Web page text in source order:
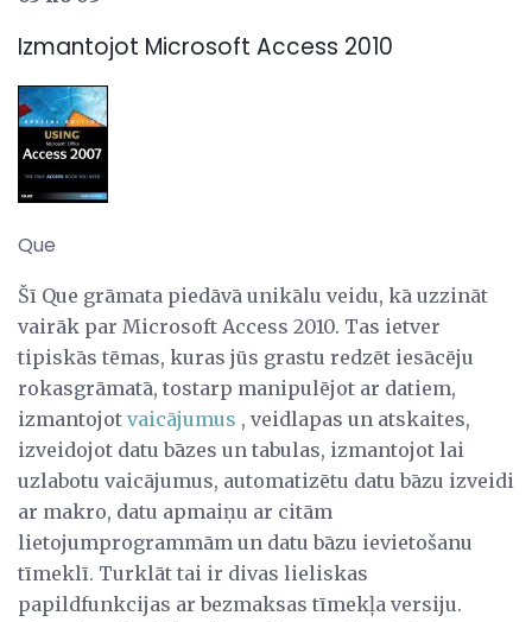
Izmantojot Microsoft Access 2010
Que
Šī Que grāmata piedāvā unikālu veidu, kā uzzināt
vairāk par Microsoft Access 2010. Tas ietver
tipiskās tēmas, kuras jūs grastu redzēt iesācēju
rokasgrāmatā, tostarp manipulējot ar datiem,
izmantojot vaicājumus , veidlapas un atskaites,
izveidojot datu bāzes un tabulas, izmantojot lai
uzlabotu vaicājumus, automatizētu datu bāzu izveidi
ar makro, datu apmaiņu ar citām
lietojumprogrammām un datu bāzu ievietošanu
tīmeklī. Turklāt tai ir divas lieliskas
papildfunkcijas ar bezmaksas tīmekļa versiju.